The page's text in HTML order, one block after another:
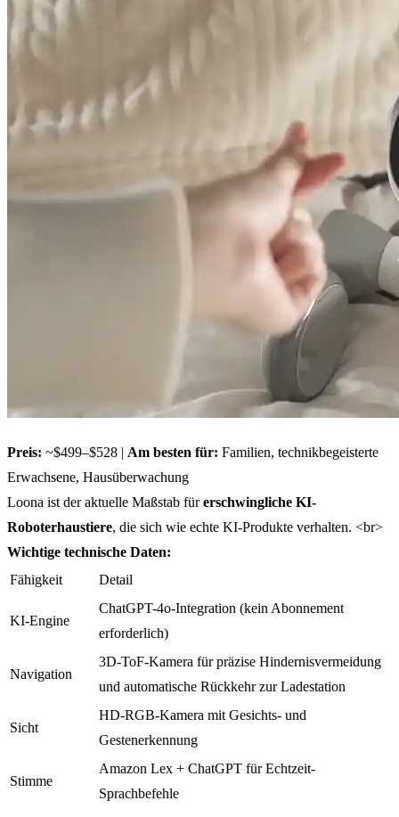
Preis: ~$499–$528 | Am besten für: Familien, technikbegeisterte
Erwachsene, Hausüberwachung
Loona ist der aktuelle Maßstab fürerschwingliche KI-
Roboterhaustiere, die sich wie echte KI-Produkte verhalten. <br>
Wichtige technische Daten:
Fähigkeit
Detail
KI-Engine
ChatGPT-4o-Integration (kein Abonnement
erforderlich)
Navigation
3D-ToF-Kamera für präzise Hindernisvermeidung
und automatische Rückkehr zur Ladestation
Sicht
HD-RGB-Kamera mit Gesichts- und
Gestenerkennung
Stimme
Amazon Lex + ChatGPT für Echtzeit-
Sprachbefehle